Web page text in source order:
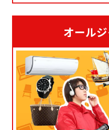
MINOLTA 一眼レンズ
のお客様のもとへお
定します。
オール